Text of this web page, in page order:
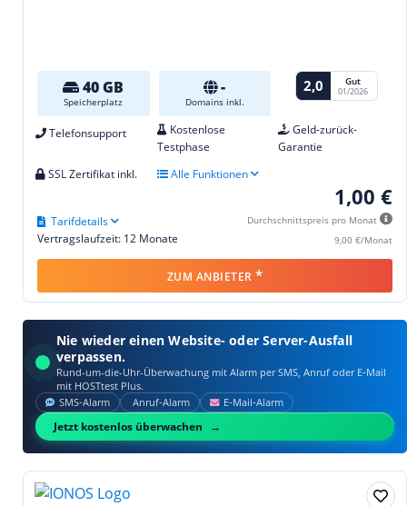
40 GB
Speicherplatz
-
Domains inkl.
2,0 Gut
01/2026
Telefonsupport
Kostenlose
Testphase
Geld-zurück-
Garantie
SSL Zertifikat inkl.
Alle Funktionen
1,00 €
Durchschnittspreis pro Monat
9,00 €/Monat
Vertragslaufzeit: 12 Monate
Tarifdetails
ZUM ANBIETER *
Nie wieder einen Website- oder Server-Ausfall
verpassen.
Rund-um-die-Uhr-Überwachung mit Alarm per SMS, Anruf oder E‑Mail
mit HOSTtest Plus.
SMS‑Alarm Anruf‑Alarm E‑Mail‑Alarm
Jetzt kostenlos überwachen